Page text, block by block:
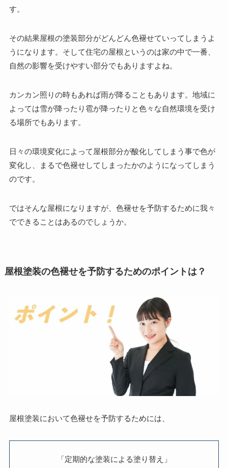
す。
その結果屋根の塗装部分がどんどん色褪せていってしまうよ
うになります。そして住宅の屋根というのは家の中で一番、
自然の影響を受けやすい部分でもありますよね。
カンカン照りの時もあれば雨が降ることもあります。地域に
よっては雪が降ったり雹が降ったりと色々な自然環境を受け
る場所でもあります。
日々の環境変化によって屋根部分が酸化してしまう事で色が
変化し、まるで色褪せしてしまったかのようになってしまう
のです。
ではそんな屋根になりますが、色褪せを予防するために我々
でできることはあるのでしょうか。
屋根塗装の色褪せを予防するためのポイントは？
屋根塗装において色褪せを予防するためには、
「定期的な塗装による塗り替え」